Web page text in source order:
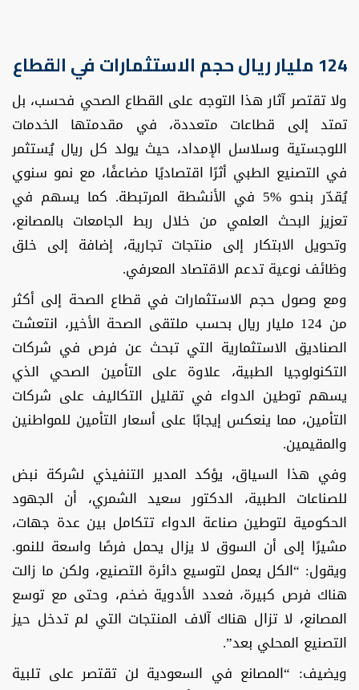
124 مليار ريال حجم الاستثمارات في القطاع
ولا تقتصر آثار هذا التوجه على القطاع الصحي فحسب، بل
تمتد إلى قطاعات متعددة، في مقدمتها الخدمات
اللوجستية وسلاسل الإمداد، حيث يولد كل ريال يُستثمر
في التصنيع الطبي أثرًا اقتصاديًا مضاعفًا، مع نمو سنوي
يُقدّر بنحو %5 في الأنشطة المرتبطة. كما يسهم في
تعزيز البحث العلمي من خلال ربط الجامعات بالمصانع،
وتحويل الابتكار إلى منتجات تجارية، إضافة إلى خلق
وظائف نوعية تدعم الاقتصاد المعرفي.
ومع وصول حجم الاستثمارات في قطاع الصحة إلى أكثر
من 124 مليار ريال بحسب ملتقى الصحة الأخير، انتعشت
الصناديق الاستثمارية التي تبحث عن فرص في شركات
التكنولوجيا الطبية، علاوة على التأمين الصحي الذي
يسهم توطين الدواء في تقليل التكاليف على شركات
التأمين، مما ينعكس إيجابًا على أسعار التأمين للمواطنين
والمقيمين.
وفي هذا السياق، يؤكد المدير التنفيذي لشركة نبض
للصناعات الطبية، الدكتور سعيد الشمري، أن الجهود
الحكومية لتوطين صناعة الدواء تتكامل بين عدة جهات،
مشيرًا إلى أن السوق لا يزال يحمل فرصًا واسعة للنمو.
ويقول: “الكل يعمل لتوسيع دائرة التصنيع، ولكن ما زالت
هناك فرص كبيرة، فعدد الأدوية ضخم، وحتى مع توسع
المصانع، لا تزال هناك آلاف المنتجات التي لم تدخل حيز
التصنيع المحلي بعد”.
ويضيف: “المصانع في السعودية لن تقتصر على تلبية